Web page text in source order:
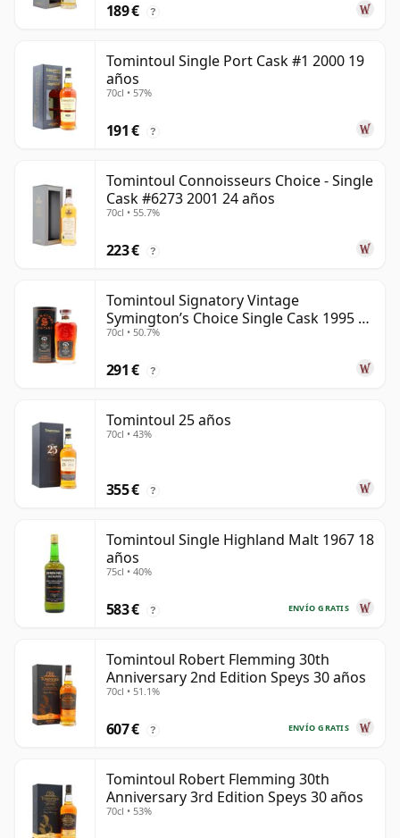
189 € ?
Tomintoul Single Port Cask #1 2000 19
años
70cl • 57%
191 € ?
Tomintoul Connoisseurs Choice - Single
Cask #6273 2001 24 años
70cl • 55.7%
223 € ?
Tomintoul Signatory Vintage
Symington’s Choice Single Cask 1995 30
años
70cl • 50.7%
291 € ?
Tomintoul 25 años
70cl • 43%
355 € ?
Tomintoul Single Highland Malt 1967 18
años
75cl • 40%
ENVÍO GRATIS
583 € ?
Tomintoul Robert Flemming 30th
Anniversary 2nd Edition Speys 30 años
70cl • 51.1%
ENVÍO GRATIS
607 € ?
Tomintoul Robert Flemming 30th
Anniversary 3rd Edition Speys 30 años
70cl • 53%